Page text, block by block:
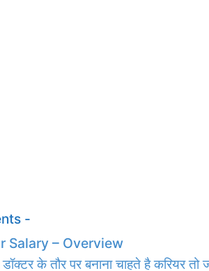
-
Salary – Overview
के तौर पर बनाना चाहते है करियर तो